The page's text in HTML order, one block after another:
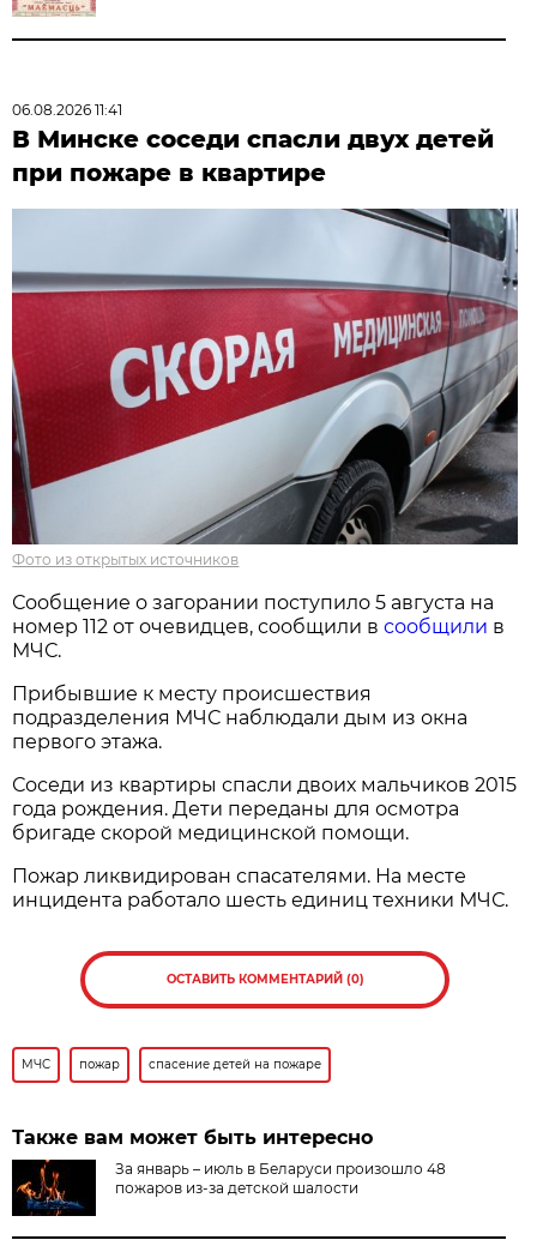
06.08.2026 11:41
В Минске соседи спасли двух детей
при пожаре в квартире
Фото из открытых источников
Сообщение о загорании поступило 5 августа на
номер 112 от очевидцев, сообщили всообщили в
МЧС.
Прибывшие к месту происшествия
подразделения МЧС наблюдали дым из окна
первого этажа.
Соседи из квартиры спасли двоих мальчиков 2015
года рождения. Дети переданы для осмотра
бригаде скорой медицинской помощи.
Пожар ликвидирован спасателями. На месте
инцидента работало шесть единиц техники МЧС.
ОСТАВИТЬ КОММЕНТАРИЙ (0)
МЧС пожар спасение детей на пожаре
Также вам может быть интересно
За январь – июль в Беларуси произошло 48
пожаров из-за детской шалости